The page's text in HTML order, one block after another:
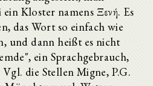
ein Kloster namens Ξενή. Es
das Wort so einfach wie
und dann heißt es nicht
ein Sprachgebrauch,
die Stellen Migne, P.G.